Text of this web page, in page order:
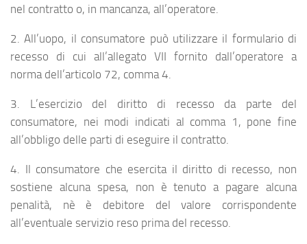
nel contratto o, in mancanza, all’operatore.
2. All’uopo, il consumatore può utilizzare il formulario di
recesso di cui all’allegato VII fornito dall’operatore a
norma dell’articolo 72, comma 4.
3. L’esercizio del diritto di recesso da parte del
consumatore, nei modi indicati al comma 1, pone fine
all’obbligo delle parti di eseguire il contratto.
4. Il consumatore che esercita il diritto di recesso, non
sostiene alcuna spesa, non è tenuto a pagare alcuna
penalità, nè è debitore del valore corrispondente
all’eventuale servizio reso prima del recesso.